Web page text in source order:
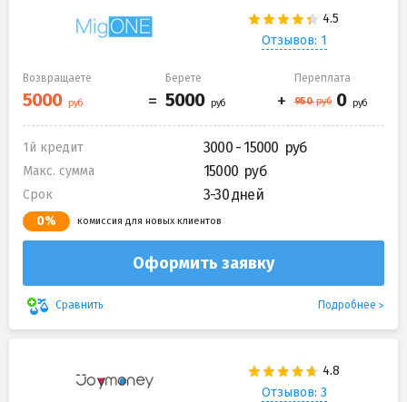
Отзывов: 1
Возвращаете Берете Переплата
1й кредит 3000 - 15000
Макс. сумма 15000
Срок 3-30 дней
0% комиссия для новых клиентов
Оформить заявку
Сравнить Подробнее
Отзывов: 3